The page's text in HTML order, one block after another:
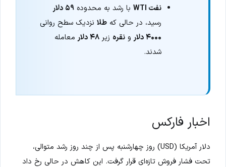
نفت WTI
با رشد به محدوده۵۹ دلار
رسید، در حالی کهطلا نزدیک سطح روانی
۴۰۰۰ دلار
ونقره زیر۴۸ دلار
معامله
شدند.
اخبار فارکس
دلار آمریکا (USD) روز چهارشنبه پس از چند روز رشد متوالی،
تحت فشار فروش تازه‌ای قرار گرفت. این کاهش در حالی رخ داد